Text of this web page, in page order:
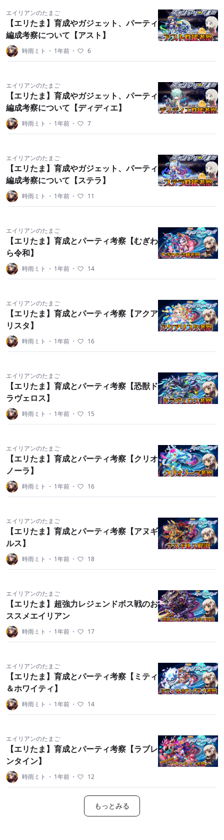
エイリアンのたまご
【エリたま】育成やガジェット、パーティ
編成考察について【アスト】
時雨ミト ・ 1年前 ・ 6
エイリアンのたまご
【エリたま】育成やガジェット、パーティ
編成考察について【ディディエ】
時雨ミト ・ 1年前 ・ 7
エイリアンのたまご
【エリたま】育成やガジェット、パーティ
編成考察について【ステラ】
時雨ミト ・ 1年前 ・ 11
エイリアンのたまご
【エリたま】育成とパーティ考察【むぎわ
ら令和】
時雨ミト ・ 1年前 ・ 14
エイリアンのたまご
【エリたま】育成とパーティ考察【アクア
リスタ】
時雨ミト ・ 1年前 ・ 16
エイリアンのたまご
【エリたま】育成とパーティ考察【恐獣ド
ラヴェロス】
時雨ミト ・ 1年前 ・ 15
エイリアンのたまご
【エリたま】育成とパーティ考察【クリオ
ノーラ】
時雨ミト ・ 1年前 ・ 16
エイリアンのたまご
【エリたま】育成とパーティ考察【アヌギ
ルス】
時雨ミト ・ 1年前 ・ 18
エイリアンのたまご
【エリたま】超強力レジェンドボス戦のお
ススメエイリアン
時雨ミト ・ 1年前 ・ 17
エイリアンのたまご
【エリたま】育成とパーティ考察【ミティ
＆ホワイティ】
時雨ミト ・ 1年前 ・ 14
エイリアンのたまご
【エリたま】育成とパーティ考察【ラブレ
ンタイン】
時雨ミト ・ 1年前 ・ 12
もっとみる